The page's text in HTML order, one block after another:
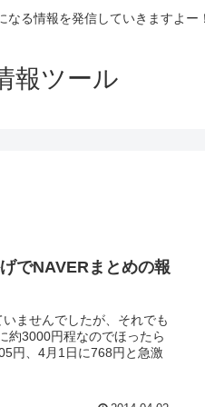
なる情報を発信していきますよー
報ツール
でNAVERまとめの報
ませんでしたが、それでも
約3000円程なのでほったら
円、4月1日に768円と急激